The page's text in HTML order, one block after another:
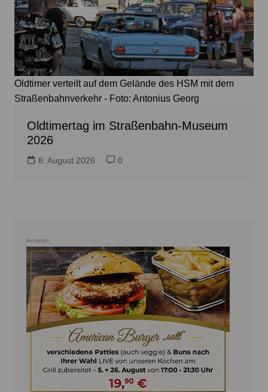
Oldtimer verteilt auf dem Gelände des HSM mit dem
Straßenbahnverkehr - Foto: Antonius Georg
Oldtimertag im Straßenbahn-Museum
2026
8. August 2026 0
Anzeige